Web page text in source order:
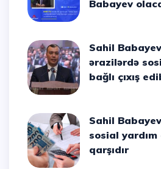
Babayev
Sahil Babayev azad edilən
ərazilərdə
bağlı çıxış
Sahil Babayev “evdə oturum,
sosial yardım
qarşıdır